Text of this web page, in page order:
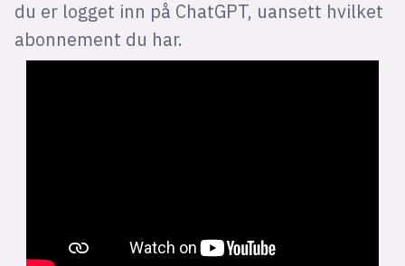
du er logget inn på ChatGPT, uansett hvilket
abonnement du har.